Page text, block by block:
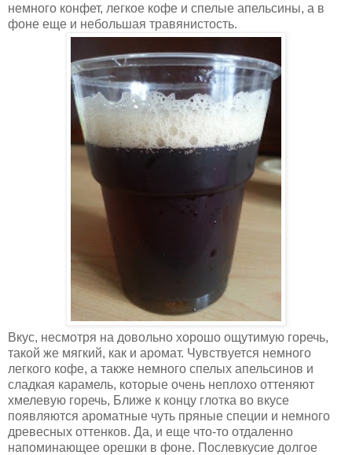
немного конфет, легкое кофе и спелые апельсины, а в
фоне еще и небольшая травянистость.
Вкус, несмотря на довольно хорошо ощутимую горечь,
такой же мягкий, как и аромат. Чувствуется немного
легкого кофе, а также немного спелых апельсинов и
сладкая карамель, которые очень неплохо оттеняют
хмелевую горечь, Ближе к концу глотка во вкусе
появляются ароматные чуть пряные специи и немного
древесных оттенков. Да, и еще что-то отдаленно
напоминающее орешки в фоне. Послевкусие долгое